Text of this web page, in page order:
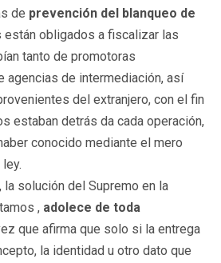
de prevención del blanqueo de
están obligados a fiscalizar las
tanto de promotoras
agencias de intermediación, así
del extranjero, con el fin
estaban detrás da cada operación,
conocido mediante el mero
la solución del Supremo en la
, adolece de toda
que afirma que solo si la entrega
la identidad u otro dato que